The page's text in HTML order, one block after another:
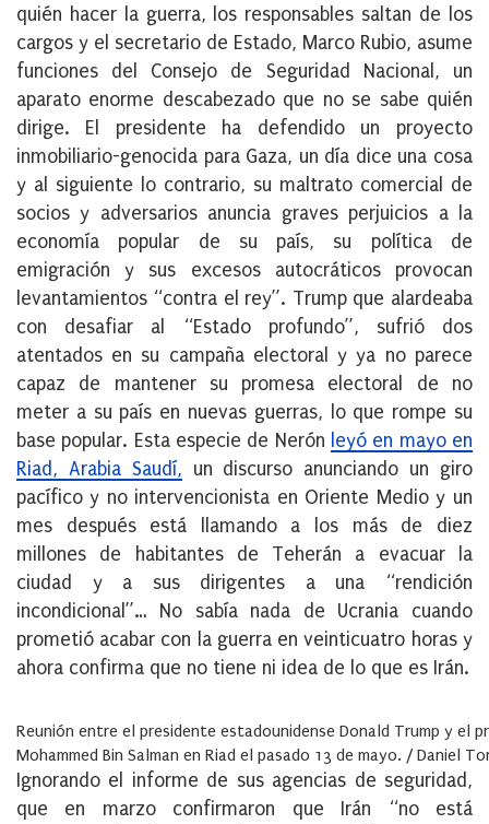
quién hacer la guerra, los responsables saltan de los
cargos y el secretario de Estado, Marco Rubio, asume
funciones del Consejo de Seguridad Nacional, un
aparato enorme descabezado que no se sabe quién
dirige. El presidente ha defendido un proyecto
inmobiliario-genocida para Gaza, un día dice una cosa
y al siguiente lo contrario, su maltrato comercial de
socios y adversarios anuncia graves perjuicios a la
economía popular de su país, su política de
emigración y sus excesos autocráticos provocan
levantamientos “contra el rey”. Trump que alardeaba
con desafiar al “Estado profundo”, sufrió dos
atentados en su campaña electoral y ya no parece
capaz de mantener su promesa electoral de no
meter a su país en nuevas guerras, lo que rompe su
base popular. Esta especie de Nerón leyó en mayo en
Riad, Arabia Saudí, un discurso anunciando un giro
pacífico y no intervencionista en Oriente Medio y un
mes después está llamando a los más de diez
millones de habitantes de Teherán a evacuar la
ciudad y a sus dirigentes a una “rendición
incondicional”… No sabía nada de Ucrania cuando
prometió acabar con la guerra en veinticuatro horas y
ahora confirma que no tiene ni idea de lo que es Irán.
Reunión entre el presidente estadounidense Donald Trump y el
Mohammed Bin Salman en Riad el pasado 13 de mayo. / Daniel
Ignorando el informe de sus agencias de seguridad,
que en marzo confirmaron que Irán “no está